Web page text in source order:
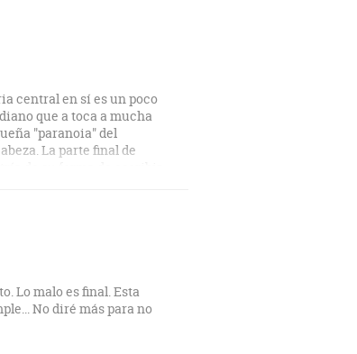
central en sí es un poco
que a toca a mucha
"paranoia" del
La parte final de
de su forma de escribir,
historia de la vida misma.
Lo malo es final. Esta
No diré más para no